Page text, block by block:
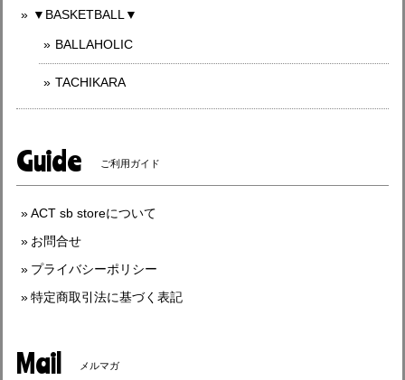
▼BASKETBALL▼
BALLAHOLIC
TACHIKARA
Guide ご利用ガイド
ACT sb storeについて
お問合せ
プライバシーポリシー
特定商取引法に基づく表記
Mail メルマガ